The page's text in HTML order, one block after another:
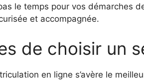
le temps pour vos démarches
et accompagnée.
de choisir un
en ligne s’avère le